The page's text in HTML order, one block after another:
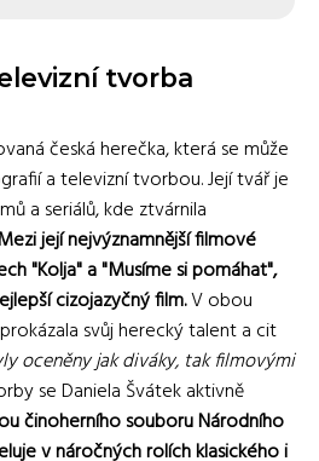
tvorba
česká herečka, která se může
a televizní tvorbou. Její tvář je
a seriálů, kde ztvárnila
její nejvýznamnější filmové
"Kolja" a "Musíme si pomáhat",
cizojazyčný film.V obou
svůj herecký talent a cit
oceněny jak diváky, tak filmovými
se Daniela Švátek aktivně
činoherního souboru Národního
v náročných rolích klasického i